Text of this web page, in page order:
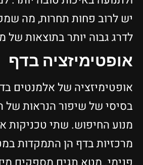
יש לרוב פחות תחרות, מה
לדרג גבוה יותר בתוצאות של
אופטימיזציה בדף
אופטימיזציה של אלמנטים
בסיסי של שיפור הנראות של
מנוע החיפוש. שתי טכניקות
מרכזיות בדף הן התמקדות